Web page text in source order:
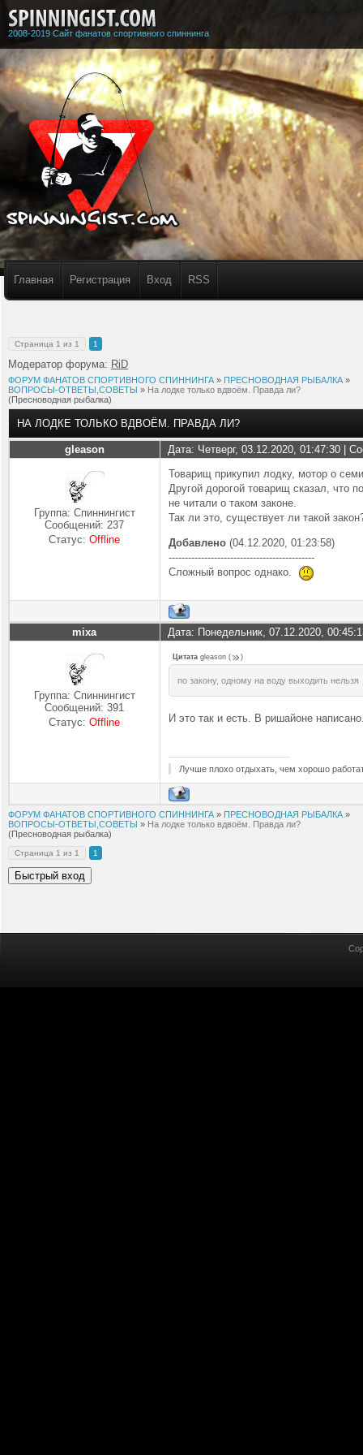
2008-2019 Сайт фанатов спортивного спиннинга
Главная Регистрация Вход RSS
Страница 1 из 1 1
Модератор форума: RiD
ФОРУМ ФАНАТОВ СПОРТИВНОГО СПИННИНГА » ПРЕСНОВОДНАЯ РЫБАЛКА »
ВОПРОСЫ-ОТВЕТЫ,СОВЕТЫ » На лодке только вдвоём. Правда ли?
(Пресноводная рыбалка)
НА ЛОДКЕ ТОЛЬКО ВДВОЁМ. ПРАВДА ЛИ?
gleason Дата: Четверг, 03.12.2020, 01:47:30 |
Группа: Спиннингист
Сообщений:237
Статус:Offline
Товарищ прикупил лодку, мотор о
Другой дорогой товарищ сказал, что
не читали о таком законе.
Так ли это, существует ли такой
Добавлено (04.12.2020, 01:23:58)
---------------------------------------------
Сложный вопрос однако.
mixa Дата: Понедельник, 07.12.2020,
Группа: Спиннингист
Сообщений:391
Статус:Offline
Цитата gleason ( )
по закону, одному на воду выходить нельзя
И это так и есть. В ришайоне
Лучше плохо отдыхать, чем хорошо
ФОРУМ ФАНАТОВ СПОРТИВНОГО СПИННИНГА » ПРЕСНОВОДНАЯ РЫБАЛКА »
ВОПРОСЫ-ОТВЕТЫ,СОВЕТЫ » На лодке только вдвоём. Правда ли?
(Пресноводная рыбалка)
Страница 1 из 1 1